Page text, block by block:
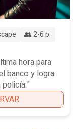
👥 2-6 p.
hora para
banco y logra